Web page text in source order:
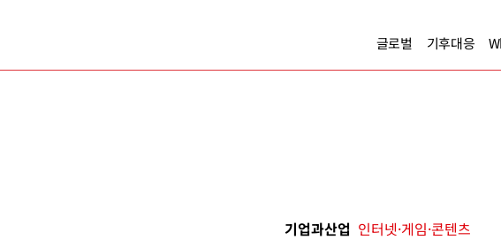
글로벌 기후대응
기업과산업 인터넷·게임·콘텐츠